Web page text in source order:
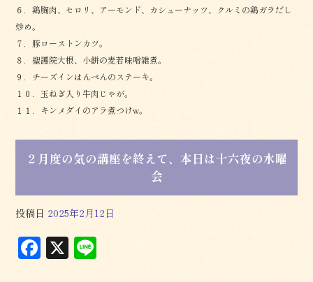
６．鶏胸肉、セロリ、アーモンド、カシューナッツ、クルミの鶏ガラだし
炒め。
７．豚ローストンカツ。
８．聖護院大根、小餅の麦若味噌雑煮。
９．チーズインはんぺんのステーキ。
１０．玉ねぎ入り牛肉じゃが。
１１．キンメダイのアラ煮つけw。
２月度の気の講座を終えて、本日は十六夜の水曜
会
投稿日 2025年2月12日
F
a
X